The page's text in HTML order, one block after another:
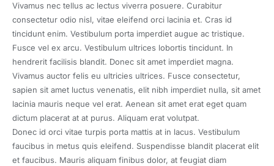
Vivamus nec tellus ac lectus viverra posuere. Curabitur
consectetur odio nisl, vitae eleifend orci lacinia et. Cras id
tincidunt enim. Vestibulum porta imperdiet augue ac tristique.
Fusce vel ex arcu. Vestibulum ultrices lobortis tincidunt. In
hendrerit facilisis blandit. Donec sit amet imperdiet magna.
Vivamus auctor felis eu ultricies ultrices. Fusce consectetur,
sapien sit amet luctus venenatis, elit nibh imperdiet nulla, sit amet
lacinia mauris neque vel erat. Aenean sit amet erat eget quam
dictum placerat at at purus. Aliquam erat volutpat.
Donec id orci vitae turpis porta mattis at in lacus. Vestibulum
faucibus in metus quis eleifend. Suspendisse blandit placerat elit
et faucibus. Mauris aliquam finibus dolor, at feugiat diam